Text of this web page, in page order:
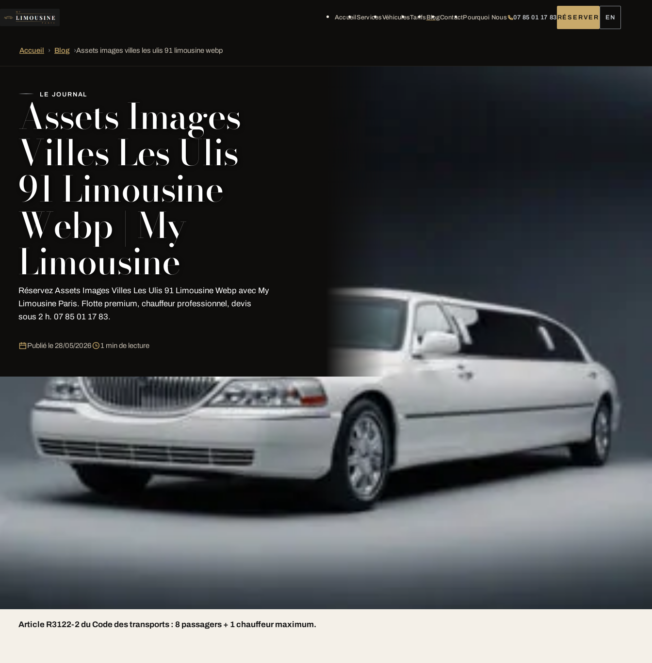
AccueilServicesVéhiculesTarifsBlogContactPourquoi Nous 07 85 01 17 83 RÉSERVER EN
Accueil › Blog ›Assets images villes les ulis 91 limousine webp
LE JOURNAL
Assets Images
Villes Les Ulis
91 Limousine
Webp | My
Limousine
Réservez Assets Images Villes Les Ulis 91 Limousine Webp avec My
Limousine Paris. Flotte premium, chauffeur professionnel, devis
sous 2 h. 07 85 01 17 83.
Publié le 28/05/2026 1 min de lecture
Assets Images Villes Les Ulis 91 Limousine Webp
Réservez votre prestation de limousine pour Assets Images Villes Les Ulis 91 Limousine
Webpavec My Limousine Paris : flotte premium 7j/7, chauffeur en costume, devis sous 2h
au 07 85 01 17 83.
Notre flotte premium
Hummer H2 Limousine — 8 places, sur devis
Article R3122-2 du Code des transports : 8 passagers + 1 chauffeur maximum.